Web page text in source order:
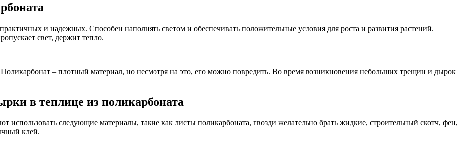
и надежных. Способен наполнять светом и обеспечивать положительные условия для роста и развития растений.
свет, держит тепло.
– плотный материал, но несмотря на это, его можно повредить. Во время возникновения небольших трещин и дырок
в теплице из поликарбоната
использовать следующие материалы, такие как листы поликарбоната, гвозди желательно брать жидкие, строительный скотч, фен,
клей.